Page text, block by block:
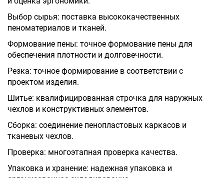
Выбор сырья: поставка высококачественных
пеноматериалов и тканей.
Формование пены: точное формование пены для
обеспечения плотности и долговечности.
Резка: точное формирование в соответствии с
проектом изделия.
Шитье: квалифицированная строчка для наружных
чехлов и конструктивных элементов.
Сборка: соединение пенопластовых каркасов и
тканевых чехлов.
Проверка: многоэтапная проверка качества.
Упаковка и хранение: надежная упаковка и